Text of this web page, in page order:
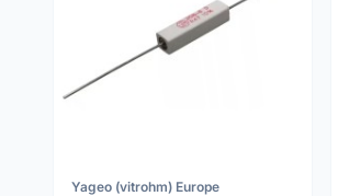
Yageo (vitrohm) Europe